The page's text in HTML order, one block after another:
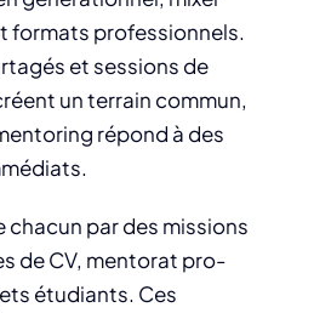
formats professionnels.
et sessions de
un terrain commun,
répond à des
chacun par des missions
de CV, mentorat pro-
étudiants. Ces